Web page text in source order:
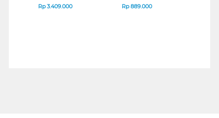
B_G3
Rp3.409.000
SERIES
Rp889.000